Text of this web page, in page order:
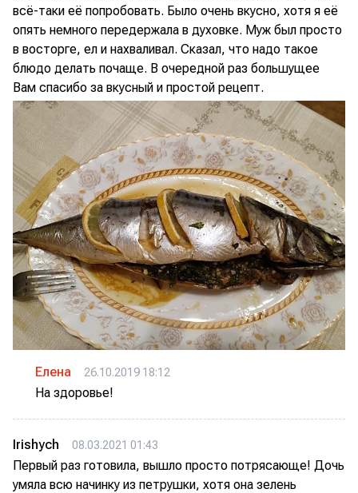
всё-таки её попробовать. Было очень вкусно, хотя я её
опять немного передержала в духовке. Муж был просто
в восторге, ел и нахваливал. Сказал, что надо такое
блюдо делать почаще. В очередной раз большущее
Вам спасибо за вкусный и простой рецепт.
Елена 26.10.2019 18:12
На здоровье!
Irishych 08.03.2021 01:43
Первый раз готовила, вышло просто потрясающе! Дочь
умяла всю начинку из петрушки, хотя она зелень